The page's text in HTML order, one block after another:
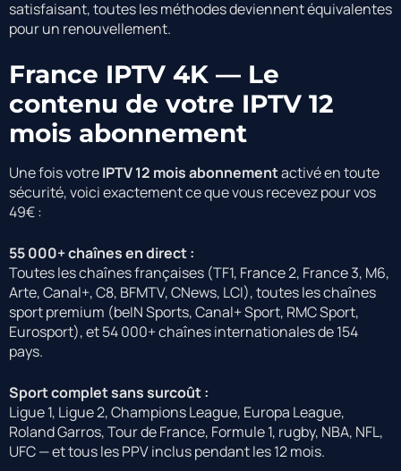
satisfaisant, toutes les méthodes deviennent équivalentes
pour un renouvellement.
France IPTV 4K — Le
contenu de votre IPTV 12
mois abonnement
Une fois votreIPTV 12 mois abonnementactivé en toute
sécurité, voici exactement ce que vous recevez pour vos
49€ :
55 000+ chaînes en direct :
Toutes les chaînes françaises (TF1, France 2, France 3, M6,
Arte, Canal+, C8, BFMTV, CNews, LCI), toutes les chaînes
sport premium (beIN Sports, Canal+ Sport, RMC Sport,
Eurosport), et 54 000+ chaînes internationales de 154
pays.
Sport complet sans surcoût :
Ligue 1, Ligue 2, Champions League, Europa League,
Roland Garros, Tour de France, Formule 1, rugby, NBA, NFL,
UFC — et tous les PPV inclus pendant les 12 mois.